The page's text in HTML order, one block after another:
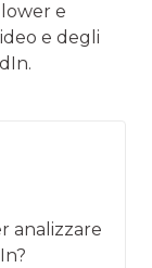
e
e degli
analizzare